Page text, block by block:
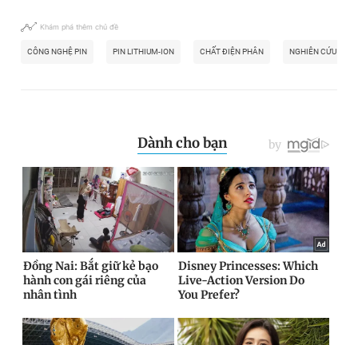
Khám phá thêm chủ đề
CÔNG NGHỆ PIN PIN LITHIUM-ION CHẤT ĐIỆN PHÂN NGHIÊN CỨU